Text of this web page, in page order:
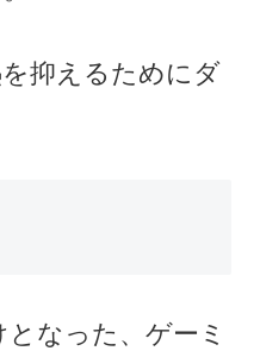
抑えるためにダ
なった、ゲーミ